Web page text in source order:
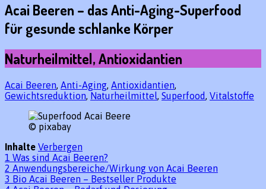
Acai Beeren – das Anti-Aging-Superfood
für gesunde schlanke Körper
Naturheilmittel, Antioxidantien
Acai Beeren, Anti-Aging, Antioxidantien,
Gewichtsreduktion, Naturheilmittel, Superfood, Vitalstoffe
© pixabay
Inhalte Verbergen
1 Was sind Acai Beeren?
2 Anwendungsbereiche/Wirkung von Acai Beeren
3 Bio Acai Beeren – Bestseller Produkte